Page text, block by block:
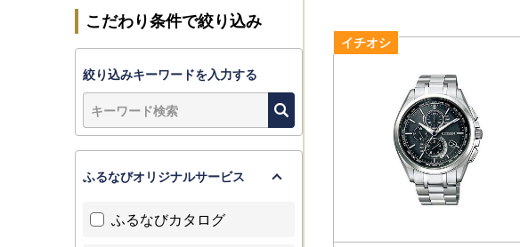
こだわり条件で絞り込み
絞り込みキーワードを入力する
ふるなびオリジナルサービス
ふるなびカタログ